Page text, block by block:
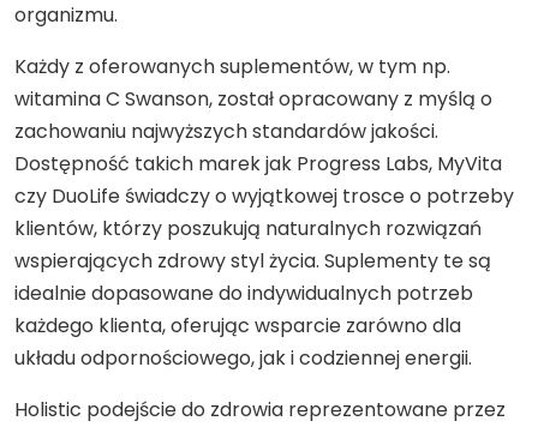
organizmu.
Każdy z oferowanych suplementów, w tym np.
witamina C Swanson, został opracowany z myślą o
zachowaniu najwyższych standardów jakości.
Dostępność takich marek jak Progress Labs, MyVita
czy DuoLife świadczy o wyjątkowej trosce o potrzeby
klientów, którzy poszukują naturalnych rozwiązań
wspierających zdrowy styl życia. Suplementy te są
idealnie dopasowane do indywidualnych potrzeb
każdego klienta, oferując wsparcie zarówno dla
układu odpornościowego, jak i codziennej energii.
Holistic podejście do zdrowia reprezentowane przez